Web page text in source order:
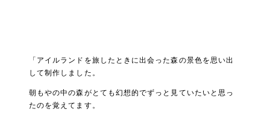
「アイルランドを旅したときに出会った森の景色を思い出
して制作しました。
朝もやの中の森がとても幻想的でずっと見ていたいと思っ
たのを覚えてます。